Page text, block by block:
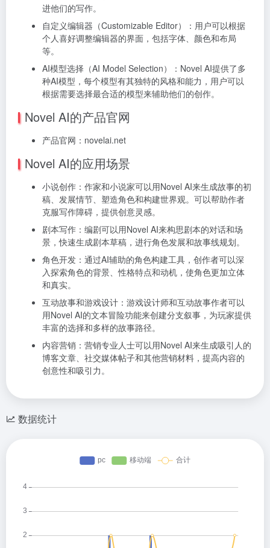
进他们的写作。
自定义编辑器（Customizable Editor）：用户可以根据
个人喜好调整编辑器的界面，包括字体、颜色和布局
等。
AI模型选择（AI Model Selection）：Novel AI提供了多
种AI模型，每个模型有其独特的风格和能力，用户可以
根据需要选择最合适的模型来辅助他们的创作。
Novel AI的产品官网
产品官网：novelai.net
Novel AI的应用场景
小说创作：作家和小说家可以用Novel AI来生成故事的初
稿、发展情节、塑造角色和构建世界观。可以帮助作者
克服写作障碍，提供创意灵感。
剧本写作：编剧可以用Novel AI来构思剧本的对话和场
景，快速生成剧本草稿，进行角色发展和故事线规划。
角色开发：通过AI辅助的角色构建工具，创作者可以深
入探索角色的背景、性格特点和动机，使角色更加立体
和真实。
互动故事和游戏设计：游戏设计师和互动故事作者可以
用Novel AI的文本冒险功能来创建分支叙事，为玩家提供
丰富的选择和多样的故事路径。
内容营销：营销专业人士可以用Novel AI来生成吸引人的
博客文章、社交媒体帖子和其他营销材料，提高内容的
创意性和吸引力。
数据统计